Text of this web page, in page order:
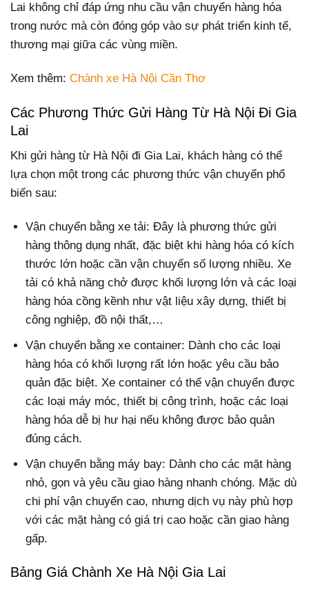
Lai không chỉ đáp ứng nhu cầu vận chuyển hàng hóa
trong nước mà còn đóng góp vào sự phát triển kinh tế,
thương mại giữa các vùng miền.
Xem thêm: Chành xe Hà Nội Cần Thơ
Các Phương Thức Gửi Hàng Từ Hà Nội Đi Gia
Lai
Khi gửi hàng từ Hà Nội đi Gia Lai, khách hàng có thể
lựa chọn một trong các phương thức vận chuyển phổ
biến sau:
Vận chuyển bằng xe tải: Đây là phương thức gửi
hàng thông dụng nhất, đặc biệt khi hàng hóa có kích
thước lớn hoặc cần vận chuyển số lượng nhiều. Xe
tải có khả năng chở được khối lượng lớn và các loại
hàng hóa cồng kềnh như vật liệu xây dựng, thiết bị
công nghiệp, đồ nội thất,…
Vận chuyển bằng xe container: Dành cho các loại
hàng hóa có khối lượng rất lớn hoặc yêu cầu bảo
quản đặc biệt. Xe container có thể vận chuyển được
các loại máy móc, thiết bị công trình, hoặc các loại
hàng hóa dễ bị hư hại nếu không được bảo quản
đúng cách.
Vận chuyển bằng máy bay: Dành cho các mặt hàng
nhỏ, gọn và yêu cầu giao hàng nhanh chóng. Mặc dù
chi phí vận chuyển cao, nhưng dịch vụ này phù hợp
với các mặt hàng có giá trị cao hoặc cần giao hàng
gấp.
Bảng Giá Chành Xe Hà Nội Gia Lai